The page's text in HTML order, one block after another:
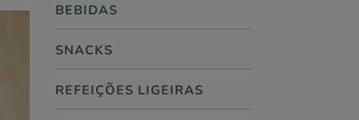
BEBIDAS
SNACKS
REFEIÇÕES LIGEIRAS